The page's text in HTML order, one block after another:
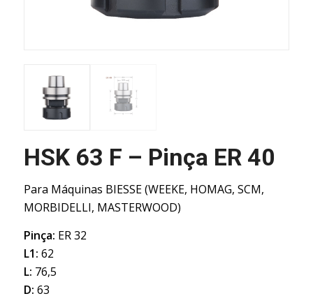
HSK 63 F – Pinça ER 40
Para Máquinas BIESSE (WEEKE, HOMAG, SCM,
MORBIDELLI, MASTERWOOD)
Pinça: ER 32
L1: 62
L: 76,5
D: 63